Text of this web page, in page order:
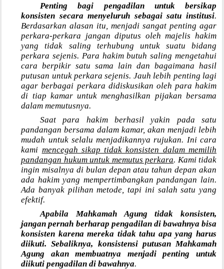
Penting bagi pengadilan untuk bersikap
konsisten secara menyeluruh sebagai satu institusi.
Berdasarkan alasan itu, menjadi sangat penting agar
perkara-perkara jangan diputus oleh majelis hakim
yang tidak saling terhubung untuk suatu bidang
perkara sejenis. Para hakim butuh saling mengetahui
cara berpikir satu sama lain dan bagaimana hasil
putusan untuk perkara sejenis. Jauh lebih penting lagi
agar berbagai perkara didiskusikan oleh para hakim
di tiap kamar untuk menghasilkan pijakan bersama
dalam memutusnya.
Saat para hakim berhasil yakin pada satu
pandangan bersama dalam kamar, akan menjadi lebih
mudah untuk selalu menjadikannya rujukan. Ini cara
kami mencegah sikap tidak konsisten dalam memilih
pandangan hukum untuk memutus perkara. Kami tidak
ingin misalnya di bulan depan atau tahun depan akan
ada hakim yang mempertimbangkan pandangan lain.
Ada banyak pilihan metode, tapi ini salah satu yang
efektif.
Apabila Mahkamah Agung tidak konsisten,
jangan pernah berharap pengadilan di bawahnya bisa
konsisten karena mereka tidak tahu apa yang harus
diikuti. Sebaliknya, konsistensi putusan Mahkamah
Agung akan membuatnya menjadi penting untuk
diikuti pengadilan di bawahnya.